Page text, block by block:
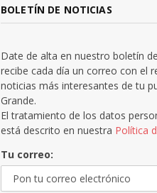
BOLETÍN DE NOTICIAS
Date de alta en nuestro boletín
recibe cada día un correo con el
noticias más interesantes de tu
Grande.
El tratamiento de los datos
está descrito en nuestra Política
Tu correo: